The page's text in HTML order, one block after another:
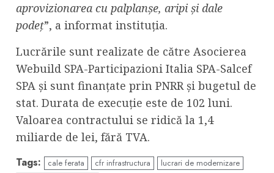
aprovizionarea cu palplanșe, aripi și dale
podeț”, a informat instituția.
Lucrările sunt realizate de către Asocierea
Webuild SPA-Participazioni Italia SPA-Salcef
SPA și sunt finanțate prin PNRR și bugetul de
stat. Durata de execuție este de 102 luni.
Valoarea contractului se ridică la 1,4
miliarde de lei, fără TVA.
Tags: cale ferata cfr infrastructura
lucrari de modernizare